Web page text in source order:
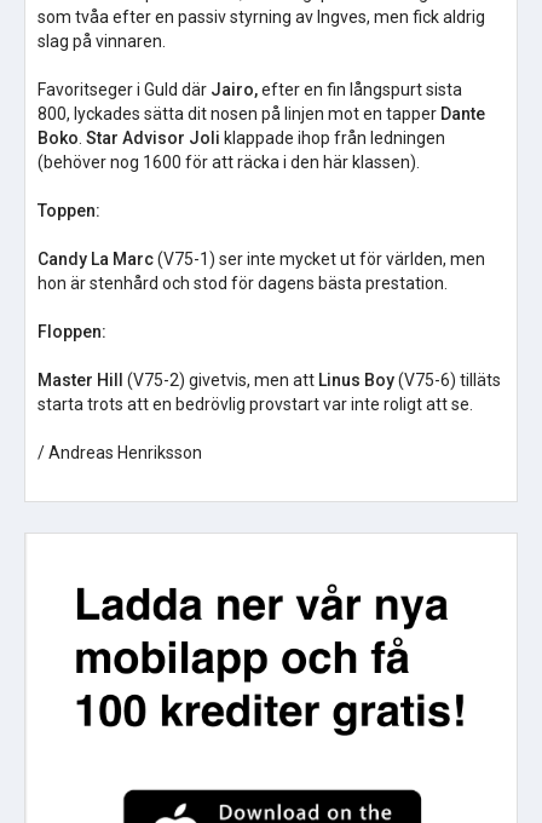
som tvåa efter en passiv styrning av Ingves, men fick aldrig
slag på vinnaren.
Favoritseger i Guld där Jairo,efter en fin långspurt sista
800, lyckades sätta dit nosen på linjen mot en tapper Dante
Boko Star Advisor Joli klappade ihop från ledningen
(behöver nog 1600 för att räcka i den här klassen).
Toppen:
Candy La Marc(V75-1) ser inte mycket ut för världen, men
hon är stenhård och stod för dagens bästa prestation.
Floppen:
Master Hill (V75-2) givetvis, men att Linus Boy(V75-6) tilläts
starta trots att en bedrövlig provstart var inte roligt att se.
/ Andreas Henriksson